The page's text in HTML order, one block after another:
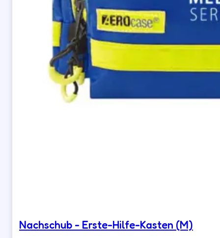
Nachschub - Erste-Hilfe-Kasten (M)